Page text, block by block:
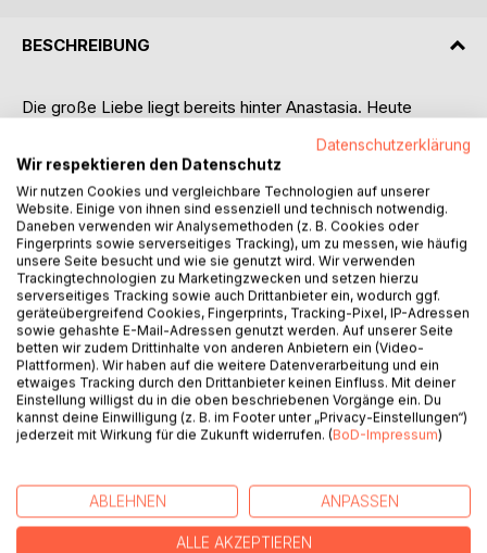
BESCHREIBUNG
Die große Liebe liegt bereits hinter Anastasia. Heute
mit viel Fantasie in neue Lieblingsstücke verwandelt.
Als sie eines Tages das charmante Tea Time entdeckt, ist
sie sofort fasziniert von dem kirschroten Teeladen und
seiner temperamentvollen Inhaberin.
Aber Anastasia findet nicht nur duftende Tees und gute
Freundinnen im Tea Time. Ihr begegnet auch ein
ungehobelter Gentleman mit dem Talent, sie immer wieder
zur Weißglut zu bringen. Seine funkelnden Bernsteinaugen
wollen sie dennoch einfach nicht loslassen ...
Ist in Anastasias Herz wirklich gar kein Platz mehr für die
Liebe?
*** Mit drei köstlichen Rezepten zum Nachbacken für eine
genussvolle englische Tea Time ***
Alle drei Bücher sind eigenständige Romane, die
unabhängig voneinander gelesen werden können.
Datenschutzerklärung
Wir respektieren den Datenschutz
Wir nutzen Cookies und vergleichbare Technologien auf unserer
Website. Einige von ihnen sind essenziell und technisch notwendig.
Daneben verwenden wir Analysemethoden (z. B. Cookies oder
Fingerprints sowie serverseitiges Tracking), um zu messen, wie häufig
unsere Seite besucht und wie sie genutzt wird. Wir verwenden
Trackingtechnologien zu Marketingzwecken und setzen hierzu
serverseitiges Tracking sowie auch Drittanbieter ein, wodurch ggf.
geräteübergreifend Cookies, Fingerprints, Tracking-Pixel, IP-Adressen
sowie gehashte E-Mail-Adressen genutzt werden. Auf unserer Seite
betten wir zudem Drittinhalte von anderen Anbietern ein (Video-
Plattformen). Wir haben auf die weitere Datenverarbeitung und ein
etwaiges Tracking durch den Drittanbieter keinen Einfluss. Mit deiner
Einstellung willigst du in die oben beschriebenen Vorgänge ein. Du
kannst deine Einwilligung (z. B. im Footer unter „Privacy-Einstellungen“)
jederzeit mit Wirkung für die Zukunft widerrufen. (BoD-Impressum)
ABLEHNEN ANPASSEN
ALLE AKZEPTIEREN